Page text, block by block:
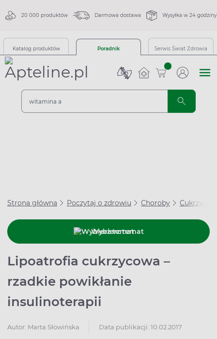
20 000 produktów Darmowa dostawa Wysyłka w 24 godziny
Katalog produktów Poradnik Serwis Świat Zdrowia
sztuk
Strona główna Poczytaj o zdrowiu Choroby Cukrzyca
Wybierz temat
Lipoatrofia cukrzycowa –
rzadkie powikłanie
insulinoterapii
Autor: Marta Słowińska Data publikacji: 10.02.2017